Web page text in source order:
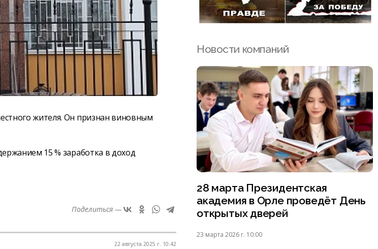
жителя. Он признан виновным
15 % заработка в доход
Поделиться —
22 августа 2025 г. 10:42
Новости компаний
28 марта Президентская
академия в Орле проведёт День
открытых дверей
23 марта 2026 г. 10:00